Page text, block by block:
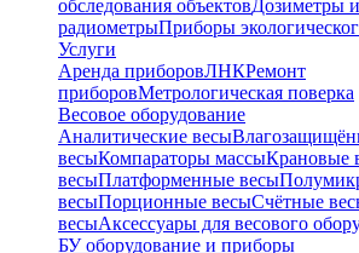
обследования объектовДозиметры и
радиометрыПриборы
Услуги
Аренда приборовЛНКРемонт
приборовМетрологическая поверка
Весовое оборудование
Аналитические весы
весыКомпараторы массыКрановые
весыПлатформенные весы
весыПорционные весыСчётные
весыАксессуары для весового
БУ оборудование и приборы